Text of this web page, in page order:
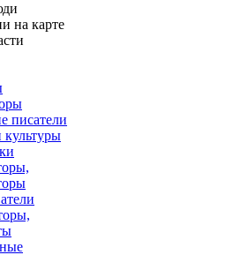
на карте
писатели
культуры